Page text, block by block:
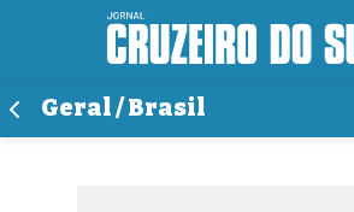
Geral / Brasil